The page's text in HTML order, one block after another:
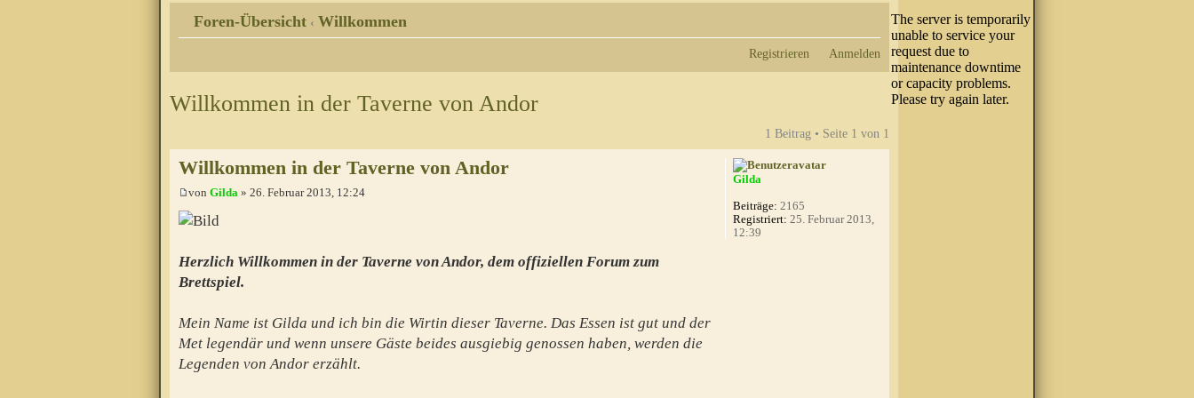
Foren-Übersicht ‹ Willkommen
Registrieren Anmelden
Willkommen in der Taverne von Andor
1 Beitrag • Seite 1 von 1
Willkommen in der Taverne von Andor
von Gilda » 26. Februar 2013, 12:24
Herzlich Willkommen in der Taverne von Andor, dem offiziellen Forum zum
Brettspiel.
Mein Name ist Gilda und ich bin die Wirtin dieser Taverne. Das Essen ist gut und der
Met legendär und wenn unsere Gäste beides ausgiebig genossen haben, werden die
Legenden von Andor erzählt.
Gilda
Beiträge: 2165
Registriert: 25. Februar 2013,
12:39